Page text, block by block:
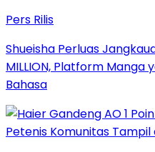
Pers Rilis
Shueisha Perluas
MILLION, Platform Manga
Bahasa